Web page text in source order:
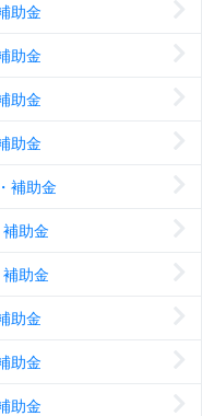
助金
助金
助金
助金
補助金
助金
助金
助金
助金
助金